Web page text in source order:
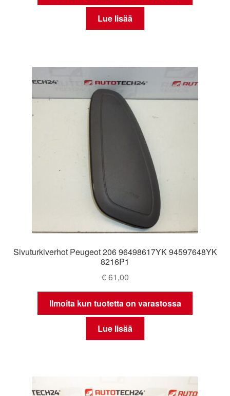
Lue lisää
Sivuturkiverhot Peugeot 206 96498617YK 94597648YK
8216P1
€61,00
Ilmoita kun tuotetta on varastossa
Lue lisää